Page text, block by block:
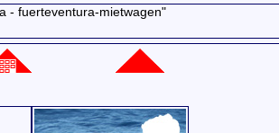
- fuerteventura-mietwagen"